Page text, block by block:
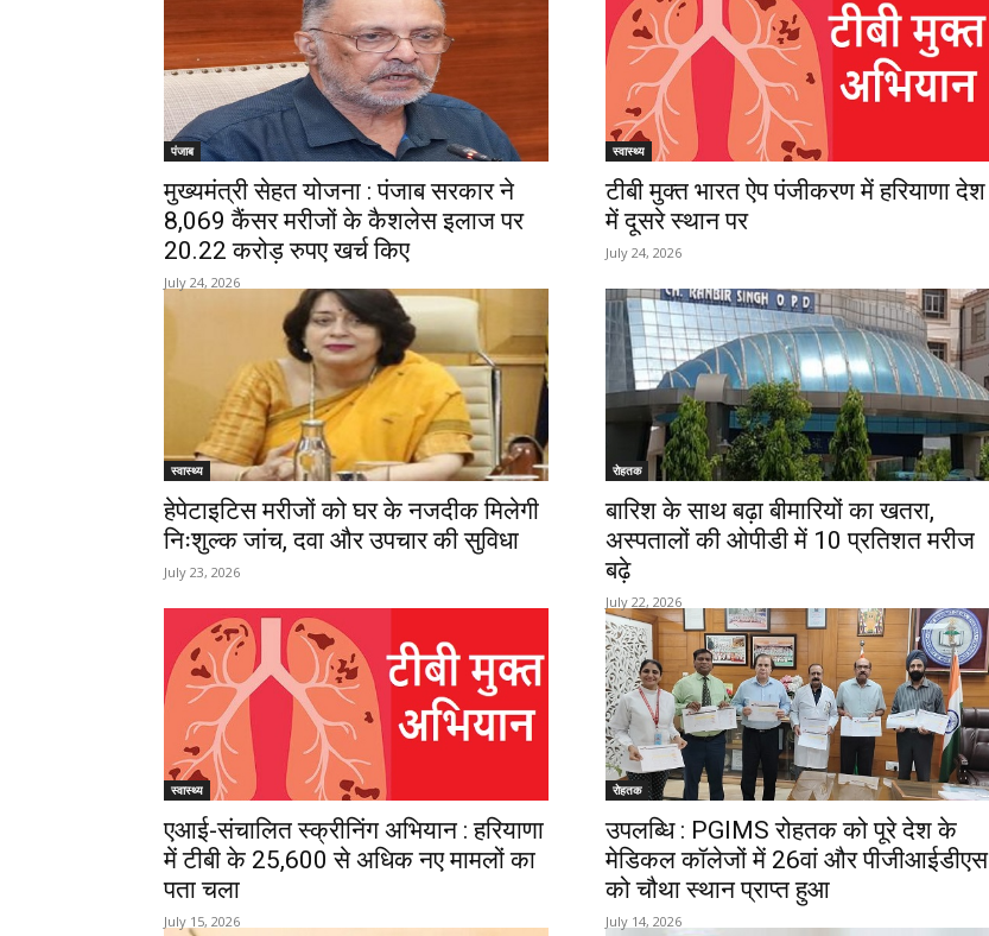
पंजाब
मुख्यमंत्री सेहत योजना : पंजाब सरकार ने
8,069 कैंसर मरीजों के कैशलेस इलाज पर
20.22 करोड़ रुपए खर्च किए
July 24, 2026
स्वास्थ्य
टीबी मुक्त भारत ऐप पंजीकरण में हरियाणा देश
में दूसरे स्थान पर
July 24, 2026
स्वास्थ्य
हेपेटाइटिस मरीजों को घर के नजदीक मिलेगी
निःशुल्क जांच, दवा और उपचार की सुविधा
July 23, 2026
रोहतक
बारिश के साथ बढ़ा बीमारियों का खतरा,
अस्पतालों की ओपीडी में 10 प्रतिशत मरीज
बढ़े
July 22, 2026
स्वास्थ्य
एआई-संचालित स्क्रीनिंग अभियान : हरियाणा
में टीबी के 25,600 से अधिक नए मामलों का
पता चला
July 15, 2026
रोहतक
उपलब्धि : PGIMS रोहतक को पूरे देश के
मेडिकल कॉलेजों में 26वां और पीजीआईडीएस
को चौथा स्थान प्राप्त हुआ
July 14, 2026